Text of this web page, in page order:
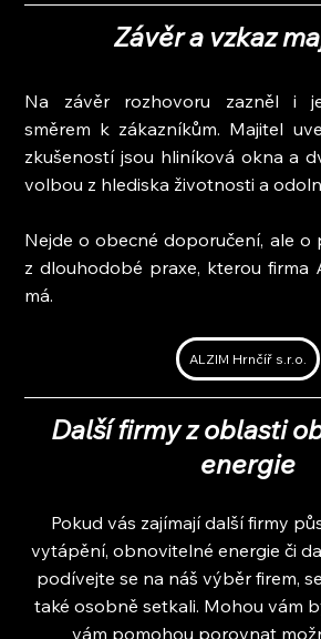
Závěr a vzkaz
Na závěr rozhovoru zazněl i
směrem k zákazníkům. Majitel
zkušeností jsou hliníková okna a
volbou z hlediska životnosti a
Nejde o obecné doporučení, ale o
z dlouhodobé praxe, kterou firma
má.
ALZIM Hrnčíř s.r.o.
Další firmy z oblasti
energie
Pokud vás zajímají další firmy
vytápění, obnovitelné energie či
podívejte se na náš výběr firem,
také osobně setkali. Mohou vám
vám pomohou porovnat